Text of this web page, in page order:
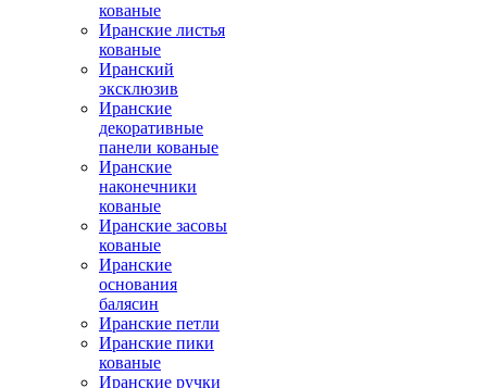
кованые
Иранские листья
кованые
Иранский
эксклюзив
Иранские
декоративные
панели кованые
Иранские
наконечники
кованые
Иранские засовы
кованые
Иранские
основания
балясин
Иранские петли
Иранские пики
кованые
Иранские ручки